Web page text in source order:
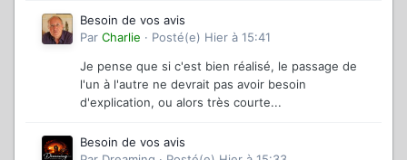
Besoin de vos avis
Par Charlie · Posté(e) Hier à 15:41
Je pense que si c'est bien réalisé, le passage de
l'un à l'autre ne devrait pas avoir besoin
d'explication, ou alors très courte...
Besoin de vos avis